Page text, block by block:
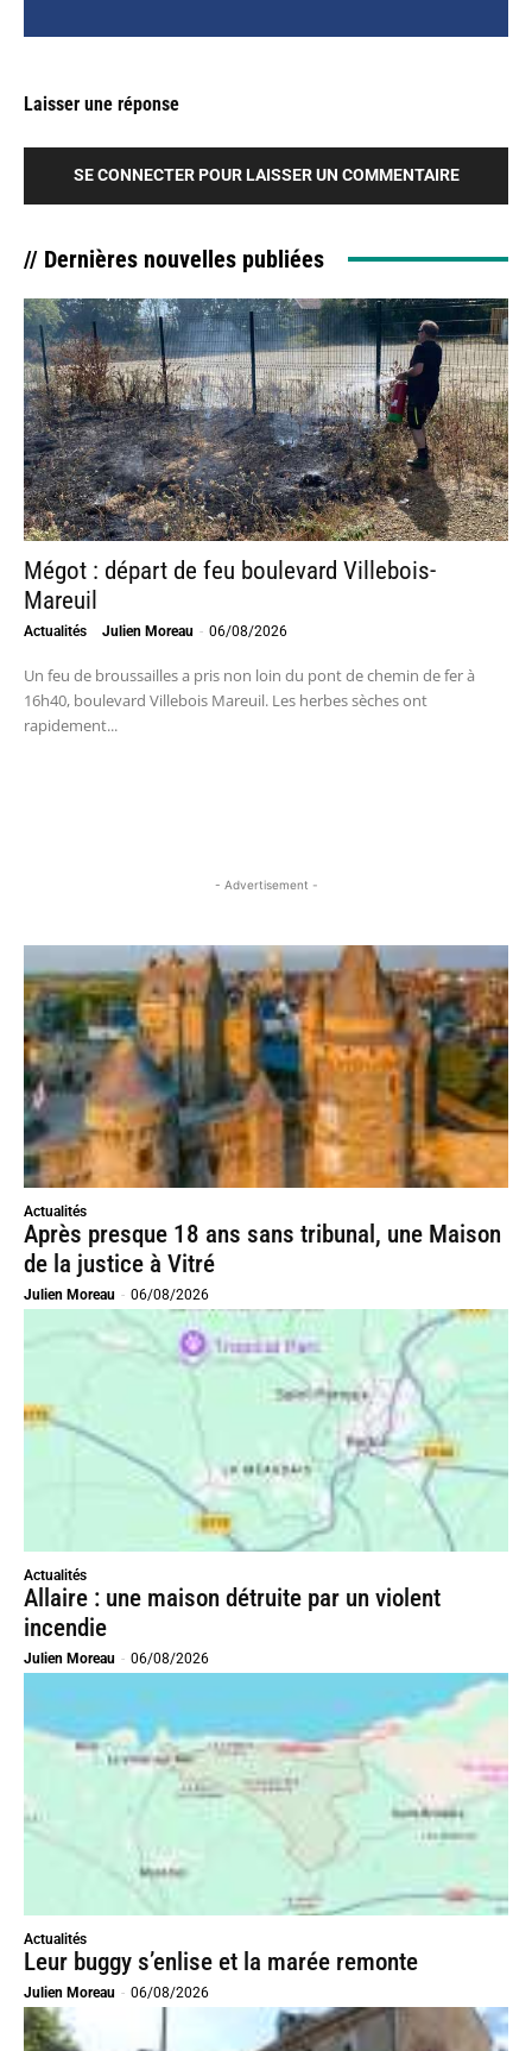
Laisser une réponse
SE CONNECTER POUR LAISSER UN COMMENTAIRE
// Dernières nouvelles publiées
Mégot : départ de feu boulevard Villebois-
Mareuil
Actualités Julien Moreau - 06/08/2026
Un feu de broussailles a pris non loin du pont de chemin de fer à
16h40, boulevard Villebois Mareuil. Les herbes sèches ont
rapidement...
- Advertisement -
Actualités
Après presque 18 ans sans tribunal, une Maison
de la justice à Vitré
Julien Moreau - 06/08/2026
Actualités
Allaire : une maison détruite par un violent
incendie
Julien Moreau - 06/08/2026
Actualités
Leur buggy s’enlise et la marée remonte
Julien Moreau - 06/08/2026